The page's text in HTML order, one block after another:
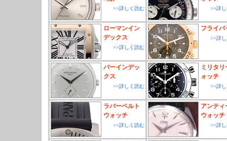
>>詳しく読む >>詳
ローマンイン
デックス
>>詳しく読む
フライバ
>>詳
バーインデッ
クス
>>詳しく読む
ミリタリ
ォッチ
>>詳
ラバーベルト
ウォッチ
>>詳しく読む
アンティ
ウォッチ
>>詳